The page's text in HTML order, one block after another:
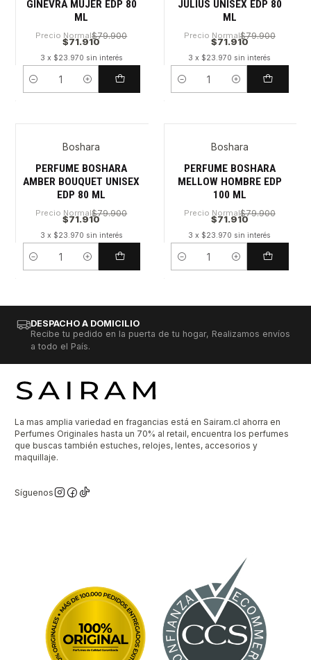
GINEVRA MUJER EDP 80
ML
Precio Normal$79.900
$71.910
3 x $23.970 sin interés
Cantidad
JULIUS UNISEX EDP 80
ML
Precio Normal$79.900
$71.910
3 x $23.970 sin interés
Cantidad
Boshara
PERFUME BOSHARA
AMBER BOUQUET UNISEX
EDP 80 ML
Precio Normal$79.900
$71.910
3 x $23.970 sin interés
Cantidad
Boshara
PERFUME BOSHARA
MELLOW HOMBRE EDP
100 ML
Precio Normal$79.900
$71.910
3 x $23.970 sin interés
Cantidad
DESPACHO A DOMICILIO
Recibe tu pedido en la puerta de tu hogar, Realizamos envíos
a todo el País.
La mas amplia variedad en fragancias está en Sairam.cl ahorra en
Perfumes Originales hasta un 70% al retail, encuentra los perfumes
que buscas también estuches, relojes, lentes, accesorios y
maquillaje.
Síguenos